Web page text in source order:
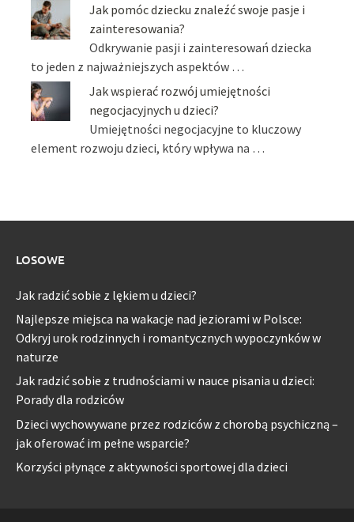
Jak pomóc dziecku znaleźć swoje pasje i
zainteresowania?
Odkrywanie pasji i zainteresowań dziecka
to jeden z najważniejszych aspektów …
Jak wspierać rozwój umiejętności
negocjacyjnych u dzieci?
Umiejętności negocjacyjne to kluczowy
element rozwoju dzieci, który wpływa na …
LOSOWE
Jak radzić sobie z lękiem u dzieci?
Najlepsze miejsca na wakacje nad jeziorami w Polsce:
Odkryj urok rodzinnych i romantycznych wypoczynków w
naturze
Jak radzić sobie z trudnościami w nauce pisania u dzieci:
Porady dla rodziców
Dzieci wychowywane przez rodziców z chorobą psychiczną –
jak oferować im pełne wsparcie?
Korzyści płynące z aktywności sportowej dla dzieci